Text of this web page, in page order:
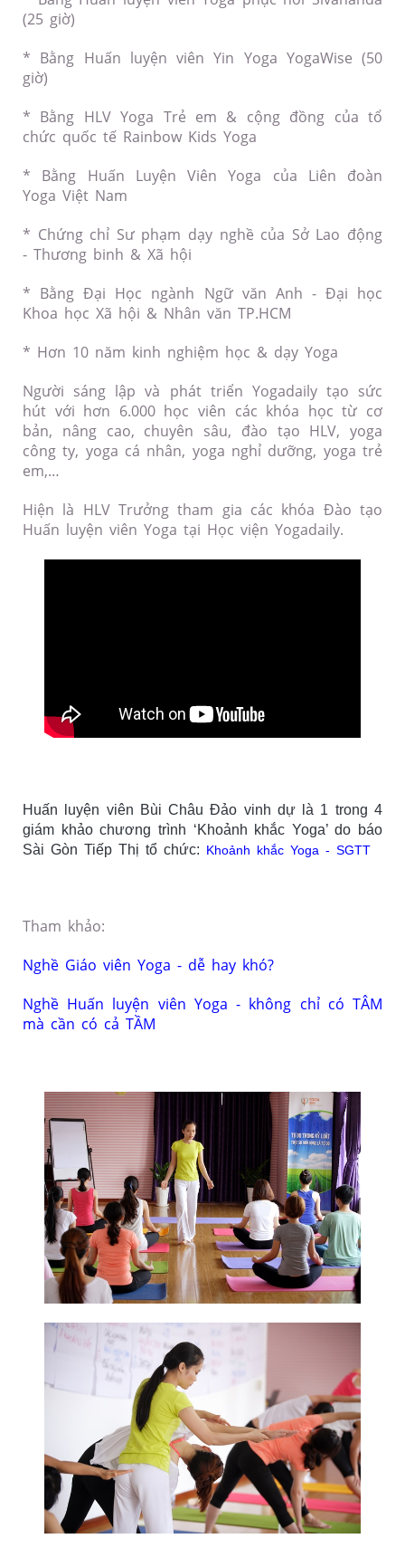
(25 giờ)
* Bằng Huấn luyện viên Yin Yoga YogaWise (50
giờ)
* Bằng HLV Yoga Trẻ em & cộng đồng của tổ
chức quốc tế Rainbow Kids Yoga
* Bằng Huấn Luyện Viên Yoga của Liên đoàn
Yoga Việt Nam
* Chứng chỉ Sư phạm dạy nghề của Sở Lao động
- Thương binh & Xã hội
* Bằng Đại Học ngành Ngữ văn Anh - Đại học
Khoa học Xã hội & Nhân văn TP.HCM
* Hơn 10 năm kinh nghiệm học & dạy Yoga
Người sáng lập và phát triển Yogadaily tạo sức
hút với hơn 6.000 học viên các khóa học từ cơ
bản, nâng cao, chuyên sâu, đào tạo HLV, yoga
công ty, yoga cá nhân, yoga nghỉ dưỡng, yoga trẻ
em,…
Hiện là HLV Trưởng tham gia các khóa Đào tạo
Huấn luyện viên Yoga tại Học viện Yogadaily.
Huấn luyện viên Bùi Châu Đảo vinh dự là 1 trong 4
giám khảo chương trình ‘Khoảnh khắc Yoga’ do báo
Sài Gòn Tiếp Thị tổ chức: Khoảnh khắc Yoga - SGTT
Tham khảo:
Nghề Giáo viên Yoga - dễ hay khó?
Nghề Huấn luyện viên Yoga - không chỉ có TÂM
mà cần có cả TẦM